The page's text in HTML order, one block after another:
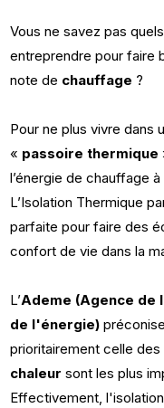
Vous ne savez pas
entreprendre pour faire
note de chauffage ?
Pour ne plus vivre dans
« passoire thermique
l’énergie de chauffage
L’Isolation Thermique
parfaite pour faire des
confort de vie dans la
L’Ademe (Agence de
de l'énergie)
prioritairement celle
chaleursont les plus
Effectivement,